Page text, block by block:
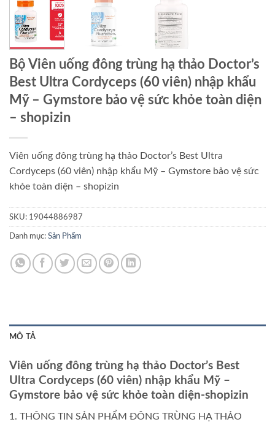
Bộ Viên uống đông trùng hạ thảo Doctor’s
Best Ultra Cordyceps (60 viên) nhập khẩu
Mỹ – Gymstore bảo vệ sức khỏe toàn diện
– shopizin
Viên uống đông trùng hạ thảo Doctor’s Best Ultra
Cordyceps (60 viên) nhập khẩu Mỹ – Gymstore bảo vệ sức
khỏe toàn diện – shopizin
SKU: 19044886987
Danh mục: Sản Phẩm
MÔ TẢ
Viên uống đông trùng hạ thảo Doctor’s Best
Ultra Cordyceps (60 viên) nhập khẩu Mỹ –
Gymstore bảo vệ sức khỏe toàn diện-shopizin
1. THÔNG TIN SẢN PHẨM ĐÔNG TRÙNG HẠ THẢO